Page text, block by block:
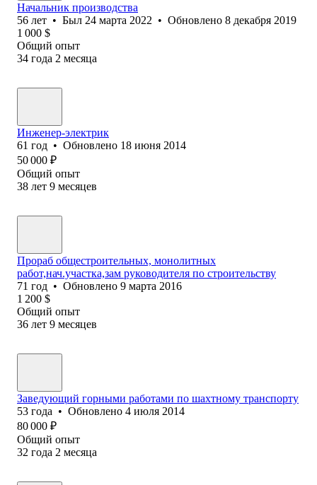
Начальник производства
56 лет • Был 24 марта 2022 • Обновлено 8 декабря 2019
1 000 $
Общий опыт
34 года 2 месяца
Инженер-электрик
61 год • Обновлено 18 июня 2014
50 000 ₽
Общий опыт
38 лет 9 месяцев
Прораб общестроительных, монолитных
работ,нач.участка,зам руководителя по строительству
71 год • Обновлено 9 марта 2016
1 200 $
Общий опыт
36 лет 9 месяцев
Заведующий горными работами по шахтному транспорту
53 года • Обновлено 4 июля 2014
80 000 ₽
Общий опыт
32 года 2 месяца